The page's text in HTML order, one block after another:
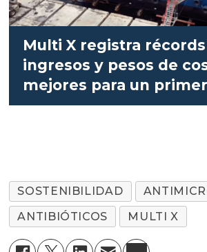
Multi X registra
ingresos y pesos de
mejores para un
SOSTENIBILIDAD
ANTIBIÓTICOS
MULTI X